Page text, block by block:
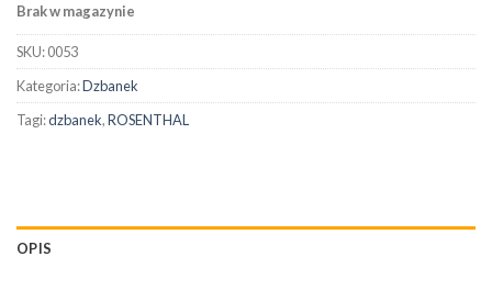
Brak w magazynie
SKU:0053
Kategoria:Dzbanek
Tagi:dzbanek,ROSENTHAL
OPIS